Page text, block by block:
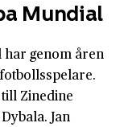
Mundial
har genom åren
Zinedine
Jan